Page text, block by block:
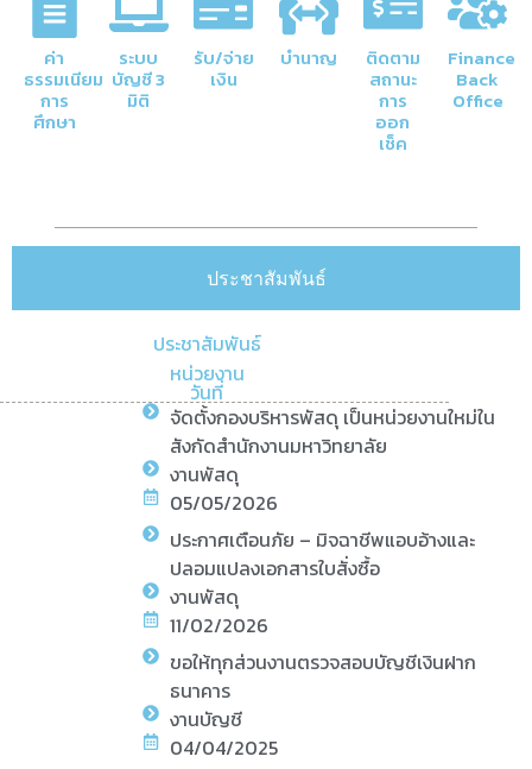
ค่า
ธรรมเนียม
การ
ศึกษา
ระบบ
บัญชี 3
มิติ
รับ/จ่าย
เงิน
บำนาญ ติดตาม
สถานะ
การ
ออก
เช็ค
Finance
Back
Office
ประชาสัมพันธ์
ประชาสัมพันธ์
หน่วยงาน
วันที่
จัดตั้งกองบริหารพัสดุ เป็นหน่วยงานใหม่ใน
สังกัดสำนักงานมหาวิทยาลัย
งานพัสดุ
05/05/2026
ประกาศเตือนภัย – มิจฉาชีพแอบอ้างและ
ปลอมแปลงเอกสารใบสั่งซื้อ
งานพัสดุ
11/02/2026
ขอให้ทุกส่วนงานตรวจสอบบัญชีเงินฝาก
ธนาคาร
งานบัญชี
04/04/2025